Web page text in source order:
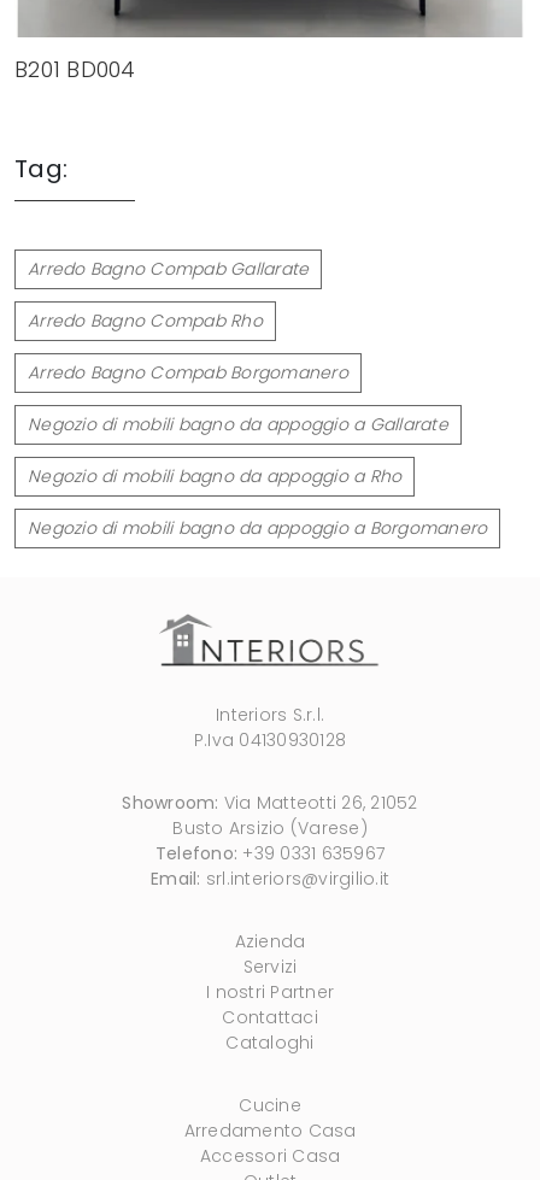
B201 BD004
Tag:
Arredo Bagno Compab Gallarate
Arredo Bagno Compab Rho
Arredo Bagno Compab Borgomanero
Negozio di mobili bagno da appoggio a Gallarate
Negozio di mobili bagno da appoggio a Rho
Negozio di mobili bagno da appoggio a Borgomanero
Interiors S.r.l.
P.Iva 04130930128
Showroom: Via Matteotti 26, 21052
Busto Arsizio (Varese)
Telefono: +39 0331 635967
Email: srl.interiors@virgilio.it
Azienda
Servizi
I nostri Partner
Contattaci
Cataloghi
Cucine
Arredamento Casa
Accessori Casa